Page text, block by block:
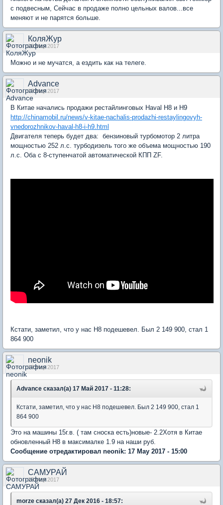
с подвесным, Сейчас в продаже полно цельных валов...все
меняют и не парятся больше.
КоляЖур
20 May 2017
Можно и не мучатся, а ездить как на телеге.
Advance
17 May 2017
В Китае начались продажи рестайлинговых Haval H8 и H9
http://chinamobil.ru/news/v-kitae-nachalis-prodazhi-restaylingovyh-
vnedorozhnikov-haval-h8-i-h9.html
Двигателя теперь будет два: бензиновый турбомотор 2 литра
мощностью 252 л.с. турбодизель того же объема мощностью 190
л.с. Оба с 8-ступенчатой автоматической КПП ZF.
Кстати, заметил, что у нас H8 подешевел. Был 2 149 900, стал 1
864 900
neonik
17 May 2017
Advance сказал(а) 17 Май 2017 - 11:28:
Кстати, заметил, что у нас H8 подешевел. Был 2 149 900, стал 1
864 900
Это на машины 15г.в. ( там сноска есть)новые- 2.2Хотя в Китае
обновленный Н8 в максималке 1.9 на наши руб.
Сообщение отредактировал neonik: 17 May 2017 - 15:00
САМУРАЙ
17 May 2017
morze сказал(а) 27 Дек 2016 - 18:57: